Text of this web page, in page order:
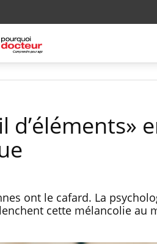
d’éléments»
ont le cafard. La
cette mélancolie au